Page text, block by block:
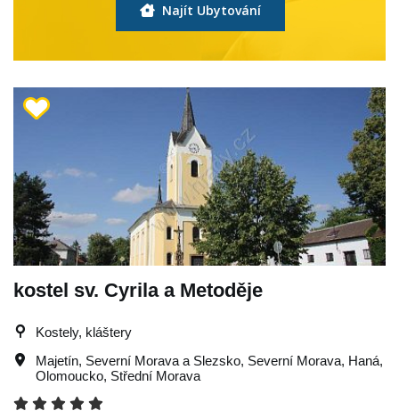
Najít Ubytování
kostel sv. Cyrila a Metoděje
Kostely, kláštery
Majetín, Severní Morava a Slezsko, Severní Morava, Haná,
Olomoucko, Střední Morava